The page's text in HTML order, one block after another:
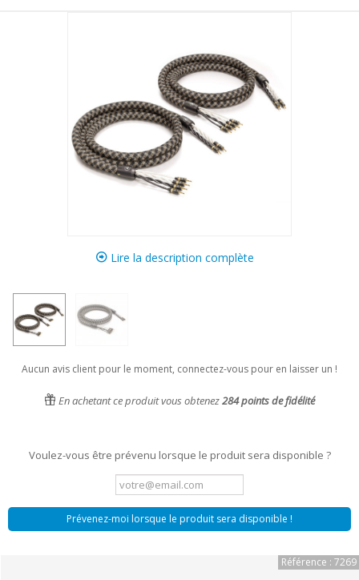
Lire la description complète
Aucun avis client pour le moment, connectez-vous pour en laisser un !
En achetant ce produit vous obtenez284points de fidélité
Voulez-vous être prévenu lorsque le produit sera disponible ?
Prévenez-moi lorsque le produit sera disponible !
Référence : 7269